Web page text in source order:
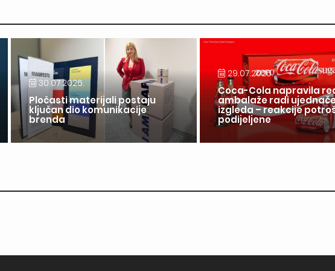
30.07.2026.
Pločasti materijali postaju
ključan dio komunikacije
brenda
29.07.2026.
Coca-Cola napravila
ambalaže radi
izgleda – reakcije
podijeljene